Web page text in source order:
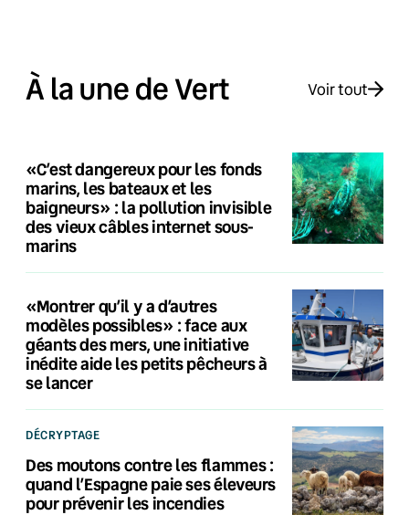
À la une de Vert Voir tout
«C’est dangereux pour les fonds
marins, les bateaux et les
baigneurs» : la pollution invisible
des vieux câbles internet sous-
marins
«Montrer qu’il y a d’autres
modèles possibles» : face aux
géants des mers, une initiative
inédite aide les petits pêcheurs à
se lancer
DÉCRYPTAGE
Des moutons contre les flammes :
quand l’Espagne paie ses éleveurs
pour prévenir les incendies